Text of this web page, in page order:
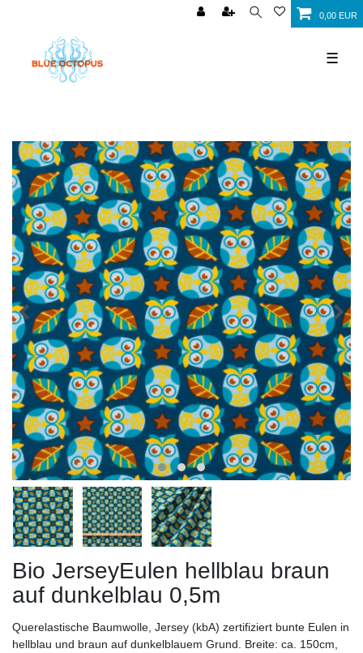
0,00 EUR
☰
Bio JerseyEulen hellblau braun
auf dunkelblau 0,5m
Querelastische Baumwolle, Jersey (kbA) zertifiziert bunte Eulen in
hellblau und braun auf dunkelblauem Grund. Breite: ca. 150cm,